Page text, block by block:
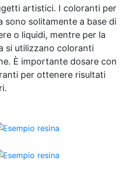
artistici. I coloranti per
sono solitamente a base di
o liquidi, mentre per la
si utilizzano coloranti
È importante dosare con
per ottenere risultati